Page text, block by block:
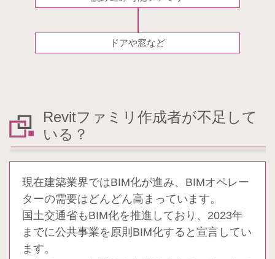
ドアや窓など
Revitファミリ作成者が不足して
いる？
現在建築業界ではBIM化が進み、BIMオペレー
ターの需要はどんどん高まっています。
国土交通省もBIM化を推進しており、2023年
までに公共事業を原則BIM化すると宣言してい
ます。